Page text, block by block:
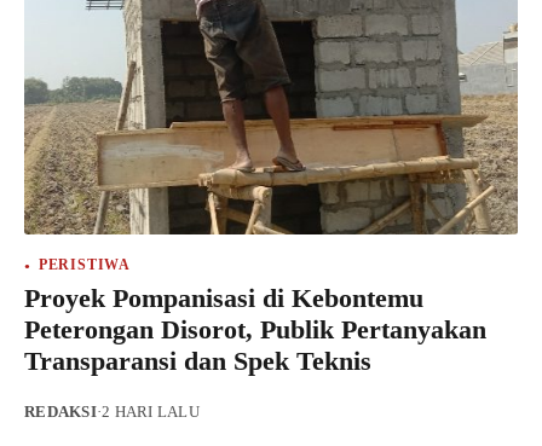
PERISTIWA
Proyek Pompanisasi di Kebontemu
Peterongan Disorot, Publik Pertanyakan
Transparansi dan Spek Teknis
REDAKSI·2 HARI LALU